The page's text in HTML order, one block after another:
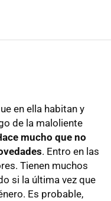
en ella habitan y
de la maloliente
mucho que no
. Entro en las
Tienen muchos
si la última vez que
Es probable,